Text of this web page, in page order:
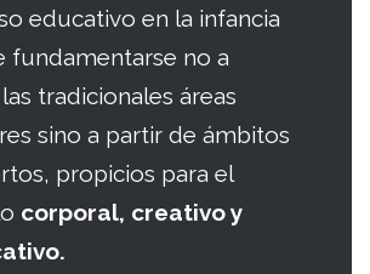
educativo en la infancia
fundamentarse no a
tradicionales áreas
sino a partir de ámbitos
propicios para el
corporal, creativo y